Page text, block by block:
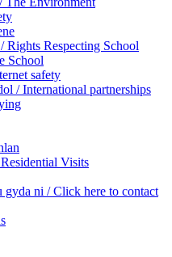
Respecting School
School
safety
/ International partnerships
Visits
ni / Click here to contact